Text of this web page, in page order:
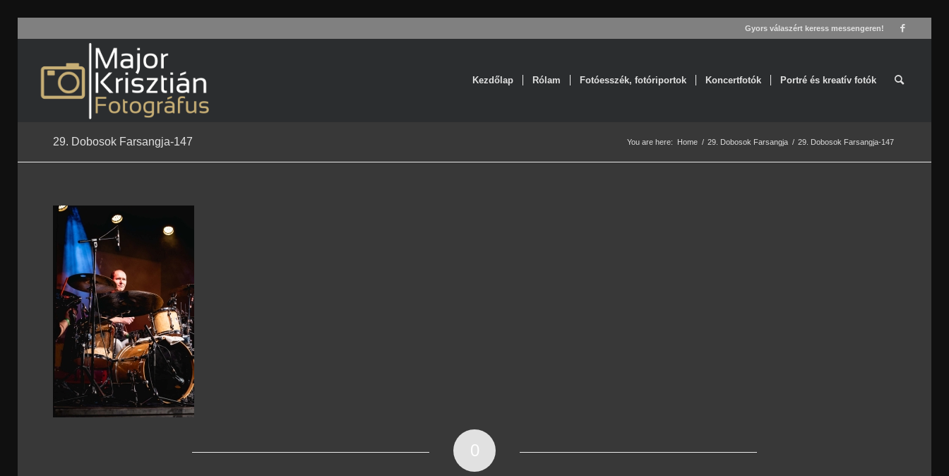
Gyors válaszért keress messengeren!
Kezdőlap Rólam Fotóesszék, fotóriportok Koncertfotók Portré és kreatív fotók
29. Dobosok Farsangja-147 You are here: Home / 29. Dobosok Farsangja / 29. Dobosok Farsangja-147
0